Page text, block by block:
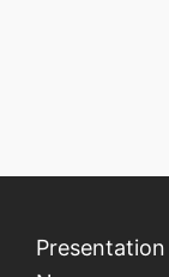
Presentation